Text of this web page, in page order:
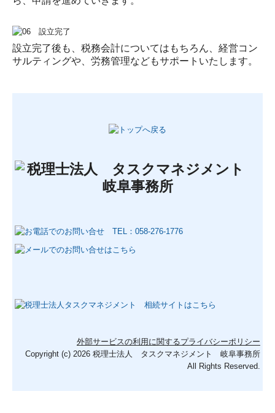
設立完了後も、税務会計についてはもちろん、経営コン
サルティングや、労務管理などもサポートいたします。
外部サービスの利用に関するプライバシーポリシー
Copyright (c) 2026 税理士法人 タスクマネジメント 岐阜事務所
All Rights Reserved.